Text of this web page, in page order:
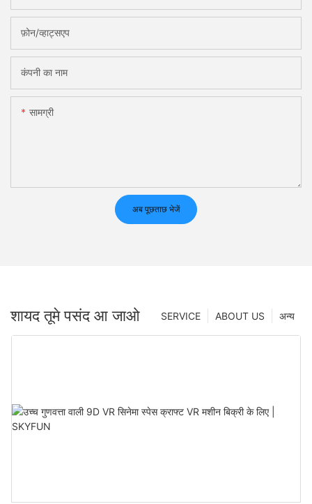
फ़ोन/व्हाट्सएप
कंपनी का नाम
सामग्री
अब पूछताछ भेजें
शायद तूमे पसंद आ जाओ अन्य
ABOUT US
SERVICE